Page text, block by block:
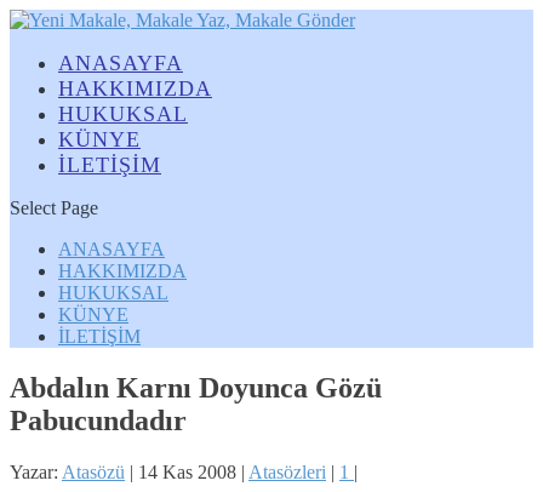
ANASAYFA
HAKKIMIZDA
HUKUKSAL
KÜNYE
İLETİŞİM
Select Page
ANASAYFA
HAKKIMIZDA
HUKUKSAL
KÜNYE
İLETİŞİM
Abdalın Karnı Doyunca Gözü
Pabucundadır
Yazar: Atasözü | 14 Kas 2008 | Atasözleri | 1 |